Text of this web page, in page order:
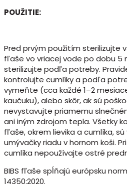
POUŽITIE:
Pred prvým použitím sterilizujte
fľaše vo vriacej vode po dobu 5
sterilizujte podľa potreby.
kontrolujte cumlíky a podľa
vymeňte (cca každé 1–2
kaučuku), alebo skôr, ak sú
nevystavujte priamemu
ani iným zdrojom tepla. Všetky
fľaše, okrem lievika a cumlíka,
umývačky riadu v hornom koši.
cumlíka nepoužívajte ostré
BIBS fľaše spĺňajú európsku
14350:2020.